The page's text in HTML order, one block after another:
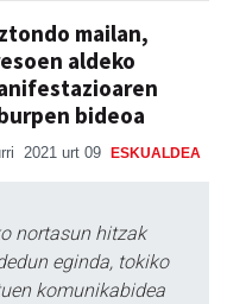
mailan,
aldeko
bideoa
2021 urt 09 ESKUALDEA
nortasun hitzak
eginda, tokiko
komunikabidea